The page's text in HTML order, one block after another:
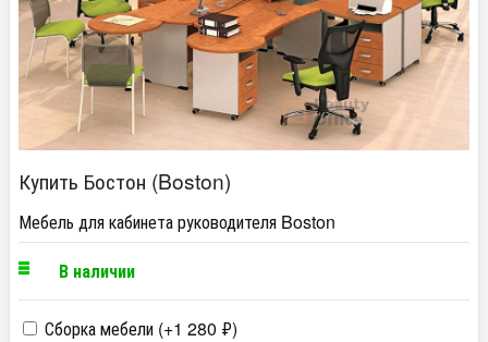
Купить Бостон (Boston)
Мебель для кабинета руководителя Boston
В наличии
Сборка мебели (+1 280 ₽)